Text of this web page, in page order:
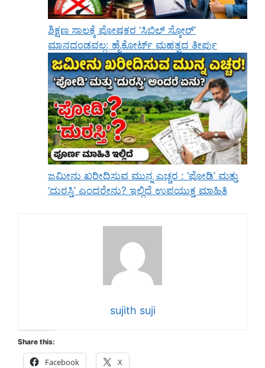
ಶಿಕ್ಷಣ ಸಾಲಕ್ಕೆ ಪೋಷಕರ ‘ಸಿಬಿಲ್ ಸ್ಕೋರ್’
ಮಾನದಂಡವಲ್ಲ: ಹೈಕೋರ್ಟ್ ಮಹತ್ವದ ತೀರ್ಪು
ಜಮೀನು ಖರೀದಿಸುವ ಮುನ್ನ ಎಚ್ಚರ : ‘ಪೋಡಿ’ ಮತ್ತು
‘ದುರಸ್ತಿ’ ಎಂದರೇನು? ಇಲ್ಲಿದೆ ಉಪಯುಕ್ತ ಮಾಹಿತಿ
sujith suji
Share this:
Facebook X